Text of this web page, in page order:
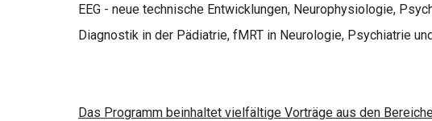
EEG - neue technische Entwicklungen, Neurophysiologie,
Diagnostik in der Pädiatrie, fMRT in Neurologie, Psychiatrie
Das Programm beinhaltet vielfältige Vorträge aus den